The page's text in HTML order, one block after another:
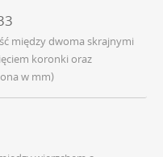
między dwoma skrajnymi
koronki oraz
w mm)